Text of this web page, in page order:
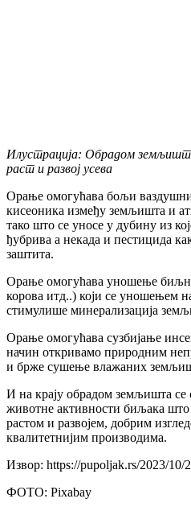
Илустрација: Обрадом
раст и развој усева
Орање омогућава бољи
кисеоника између земљишта и
тако што се уносе у дубину из
ђубрива а некада и пестицида
заштита.
Орање омогућава уношење
корова итд..) који се уношењем
стимулише минерализација
Орање омогућава сузбијање
начин откривамо природним
и брже сушење влажаних
И на крају обрадом земљишта се
животне активности биљака
растом и развојем, добрим
квалитетнијим производима.
Извор: https://pupoljak.rs/2023/
ФОТО: Pixabay